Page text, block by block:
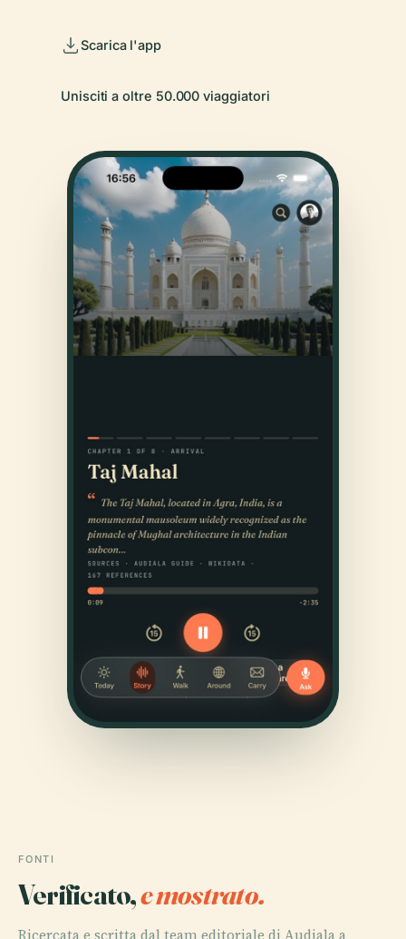
Scarica l'app
Unisciti a oltre 50.000 viaggiatori
FONTI
Verificato,e mostrato.
Ricercata e scritta dal team editoriale di Audiala a